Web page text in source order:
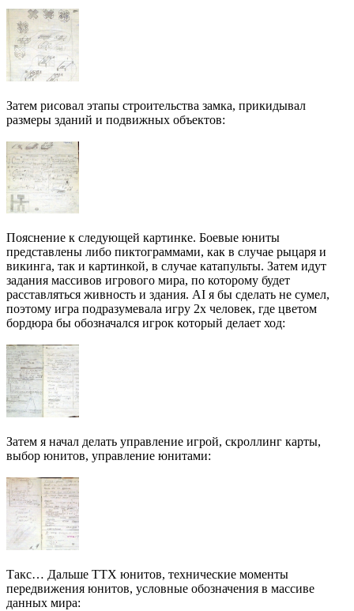
Затем рисовал этапы строительства замка, прикидывал
размеры зданий и подвижных объектов:
Пояснение к следующей картинке. Боевые юниты
представлены либо пиктограммами, как в случае рыцаря и
викинга, так и картинкой, в случае катапульты. Затем идут
задания массивов игрового мира, по которому будет
расставляться живность и здания. AI я бы сделать не сумел,
поэтому игра подразумевала игру 2х человек, где цветом
бордюра бы обозначался игрок который делает ход:
Затем я начал делать управление игрой, скроллинг карты,
выбор юнитов, управление юнитами:
Такс… Дальше ТТХ юнитов, технические моменты
передвижения юнитов, условные обозначения в массиве
данных мира: